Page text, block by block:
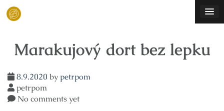
Skip
Marakujový dort bez lepku
8.9.2020 by petrpom
petrpom
No comments yet